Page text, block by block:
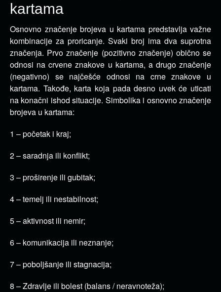
kartama
Osnovno značenje brojeva u kartama predstavlja važne
kombinacije za proricanje. Svaki broj ima dva suprotna
značenja. Prvo značenje (pozitivno značenje) obično se
odnosi na crvene znakove u kartama, a drugo značenje
(negativno) se najčešće odnosi na crne znakove u
kartama. Takođe, karta koja pada desno uvek će uticati
na konačni ishod situacije. Simbolika i osnovno značenje
brojeva u kartama:
1 – početak i kraj;
2 – saradnja ili konflikt;
3 – proširenje ili gubitak;
4 – temelj ili nestabilnost;
5 – aktivnost ili nemir;
6 – komunikacija ili neznanje;
7 – poboljšanje ili stagnacija;
8 – Zdravlje ili bolest (balans / neravnoteža);